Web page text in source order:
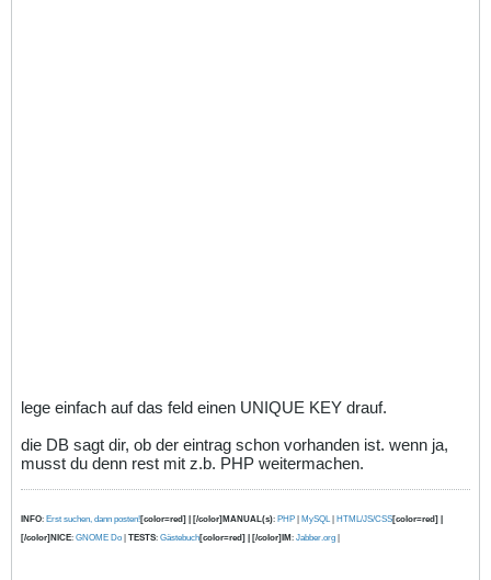
lege einfach auf das feld einen UNIQUE KEY drauf.
die DB sagt dir, ob der eintrag schon vorhanden ist. wenn ja,
musst du denn rest mit z.b. PHP weitermachen.
INFO: Erst suchen, dann posten![color=red] | [/color]MANUAL(s): PHP | MySQL | HTML/JS/CSS[color=red] |
[/color]NICE: GNOME Do | TESTS: Gästebuch[color=red] | [/color]IM: Jabber.org |